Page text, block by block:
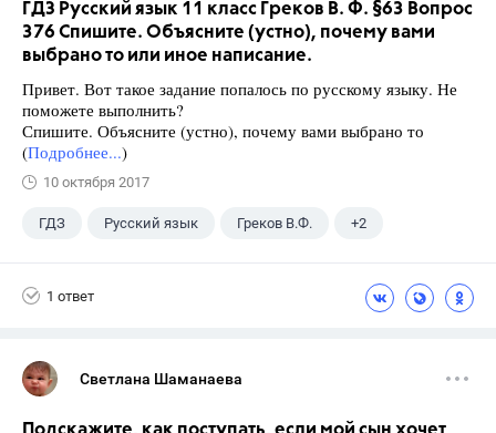
ГДЗ Русский язык 11 класс Греков В. Ф. §63 Вопрос
376 Спишите. Объясните (устно), почему вами
выбрано то или иное написание.
Привет. Вот такое задание попалось по русскому языку. Не
поможете выполнить?
Спишите. Объясните (устно), почему вами выбрано то
(Подробнее...)
10 октября 2017
ГДЗ Русский язык Греков В.Ф. +2
1 ответ
Светлана Шаманаева